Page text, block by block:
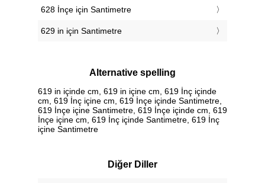
628 İnçe için Santimetre
629 in için Santimetre
Alternative spelling
619 in içinde cm, 619 in içine cm, 619 İnç içinde
cm, 619 İnç içine cm, 619 İnçe içinde Santimetre,
619 İnçe içine Santimetre, 619 İnçe içinde cm, 619
İnçe içine cm, 619 İnç içinde Santimetre, 619 İnç
içine Santimetre
Diğer Diller